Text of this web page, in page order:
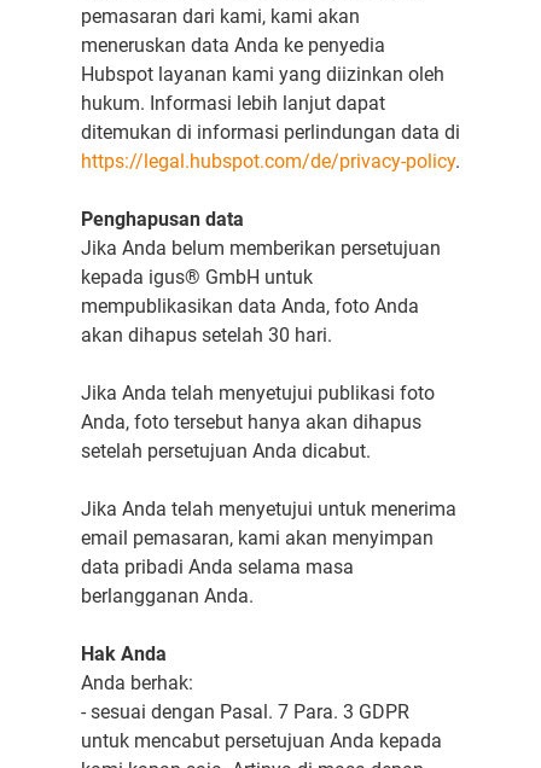
pemasaran dari kami, kami akan
meneruskan data Anda ke penyedia
Hubspot layanan kami yang diizinkan oleh
hukum. Informasi lebih lanjut dapat
ditemukan di informasi perlindungan data di
https://legal.hubspot.com/de/privacy-policy.
Penghapusan data
Jika Anda belum memberikan persetujuan
kepada igus® GmbH untuk
mempublikasikan data Anda, foto Anda
akan dihapus setelah 30 hari.
Jika Anda telah menyetujui publikasi foto
Anda, foto tersebut hanya akan dihapus
setelah persetujuan Anda dicabut.
Jika Anda telah menyetujui untuk menerima
email pemasaran, kami akan menyimpan
data pribadi Anda selama masa
berlangganan Anda.
Hak Anda
Anda berhak:
- sesuai dengan Pasal. 7 Para. 3 GDPR
untuk mencabut persetujuan Anda kepada